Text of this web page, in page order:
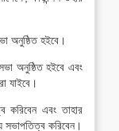
অনুষ্ঠিত হইবে।
অনুষ্ঠিত হইবে এবং
যাইবে।
করিবেন এবং তাহার
সভাপতিত্ব করিবেন।